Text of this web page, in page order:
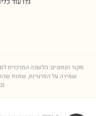
מקור הנתונים: הלשכה המרכזית